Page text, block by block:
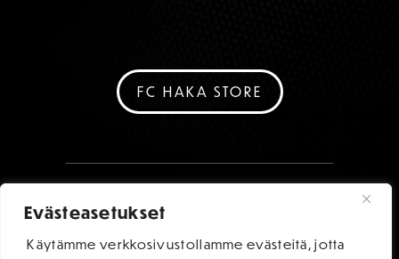
Evästeasetukset
Käytämme verkkosivustollamme evästeitä, jotta
FC HAKA STORE